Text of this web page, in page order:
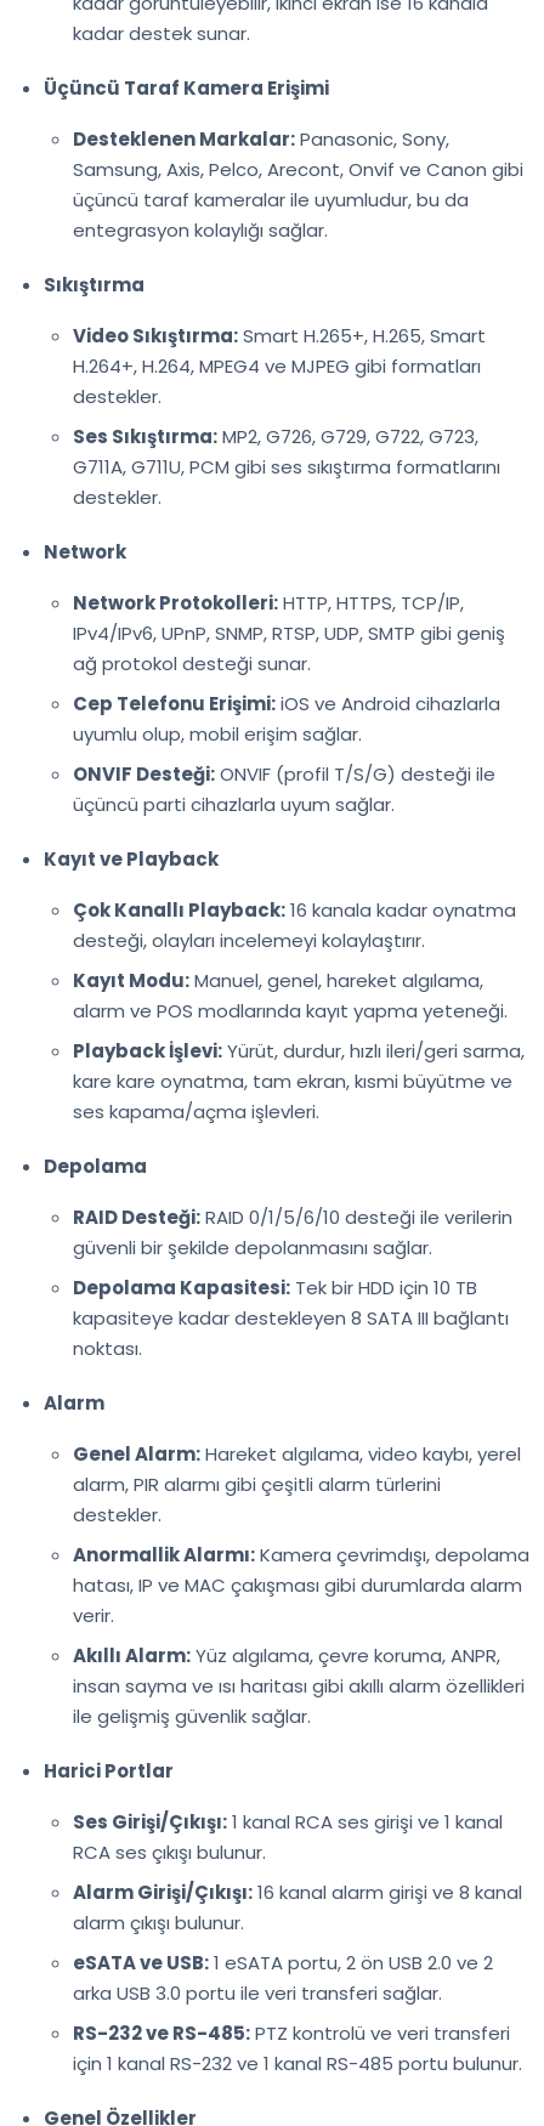
kadar destek sunar.
Üçüncü Taraf Kamera Erişimi
Desteklenen Markalar:Panasonic, Sony,
Samsung, Axis, Pelco, Arecont, Onvif ve Canon gibi
üçüncü taraf kameralar ile uyumludur, bu da
entegrasyon kolaylığı sağlar.
Sıkıştırma
Video Sıkıştırma:Smart H.265+, H.265, Smart
H.264+, H.264, MPEG4 ve MJPEG gibi formatları
destekler.
Ses Sıkıştırma:MP2, G726, G729, G722, G723,
G711A, G711U, PCM gibi ses sıkıştırma formatlarını
destekler.
Network
Network Protokolleri:HTTP, HTTPS, TCP/IP,
IPv4/IPv6, UPnP, SNMP, RTSP, UDP, SMTP gibi geniş
ağ protokol desteği sunar.
Cep Telefonu Erişimi:iOS ve Android cihazlarla
uyumlu olup, mobil erişim sağlar.
ONVIF Desteği:ONVIF (profil T/S/G) desteği ile
üçüncü parti cihazlarla uyum sağlar.
Kayıt ve Playback
Çok Kanallı Playback:16 kanala kadar oynatma
desteği, olayları incelemeyi kolaylaştırır.
Kayıt Modu:Manuel, genel, hareket algılama,
alarm ve POS modlarında kayıt yapma yeteneği.
Playback İşlevi:Yürüt, durdur, hızlı ileri/geri sarma,
kare kare oynatma, tam ekran, kısmi büyütme ve
ses kapama/açma işlevleri.
Depolama
RAID Desteği:RAID 0/1/5/6/10 desteği ile verilerin
güvenli bir şekilde depolanmasını sağlar.
Depolama Kapasitesi: Tek bir HDD için 10 TB
kapasiteye kadar destekleyen 8 SATA III bağlantı
noktası.
Alarm
Genel Alarm:Hareket algılama, video kaybı, yerel
alarm, PIR alarmı gibi çeşitli alarm türlerini
destekler.
Anormallik Alarmı:Kamera çevrimdışı, depolama
hatası, IP ve MAC çakışması gibi durumlarda alarm
verir.
Akıllı Alarm:Yüz algılama, çevre koruma, ANPR,
insan sayma ve ısı haritası gibi akıllı alarm özellikleri
ile gelişmiş güvenlik sağlar.
Harici Portlar
Ses Girişi/Çıkışı:1 kanal RCA ses girişi ve 1 kanal
RCA ses çıkışı bulunur.
Alarm Girişi/Çıkışı:16 kanal alarm girişi ve 8 kanal
alarm çıkışı bulunur.
eSATA ve USB:1 eSATA portu, 2 ön USB 2.0 ve 2
arka USB 3.0 portu ile veri transferi sağlar.
RS-232 ve RS-485:PTZ kontrolü ve veri transferi
için 1 kanal RS-232 ve 1 kanal RS-485 portu bulunur.
Genel Özellikler